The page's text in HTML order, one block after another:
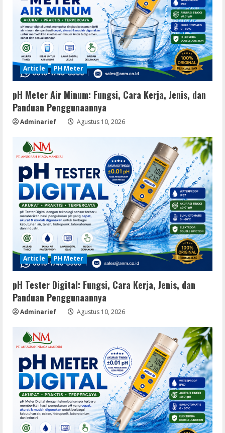
Article PH Meter
pH Meter Air Minum: Fungsi, Cara Kerja, Jenis, dan
Panduan Penggunaannya
Adminarief Agustus 10, 2026
Article PH Meter
pH Tester Digital: Fungsi, Cara Kerja, Jenis, dan
Panduan Penggunaannya
Adminarief Agustus 10, 2026